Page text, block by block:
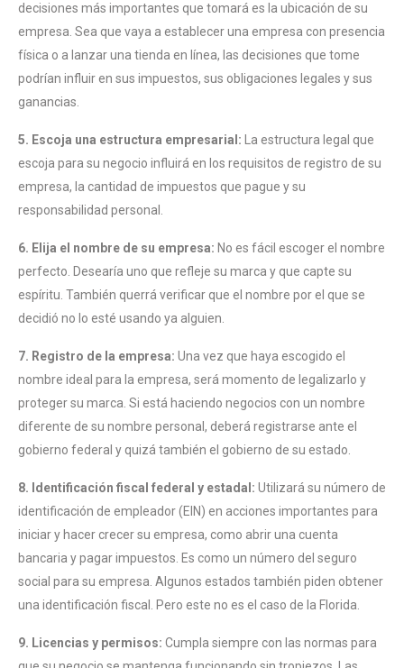
decisiones más importantes que tomará es la ubicación de su
empresa. Sea que vaya a establecer una empresa con presencia
física o a lanzar una tienda en línea, las decisiones que tome
podrían influir en sus impuestos, sus obligaciones legales y sus
ganancias.
5. Escoja una estructura empresarial: La estructura legal que
escoja para su negocio influirá en los requisitos de registro de su
empresa, la cantidad de impuestos que pague y su
responsabilidad personal.
6. Elija el nombre de su empresa: No es fácil escoger el nombre
perfecto. Desearía uno que refleje su marca y que capte su
espíritu. También querrá verificar que el nombre por el que se
decidió no lo esté usando ya alguien.
7. Registro de la empresa: Una vez que haya escogido el
nombre ideal para la empresa, será momento de legalizarlo y
proteger su marca. Si está haciendo negocios con un nombre
diferente de su nombre personal, deberá registrarse ante el
gobierno federal y quizá también el gobierno de su estado.
8. Identificación fiscal federal y estadal: Utilizará su número de
identificación de empleador (EIN) en acciones importantes para
iniciar y hacer crecer su empresa, como abrir una cuenta
bancaria y pagar impuestos. Es como un número del seguro
social para su empresa. Algunos estados también piden obtener
una identificación fiscal. Pero este no es el caso de la Florida.
9. Licencias y permisos: Cumpla siempre con las normas para